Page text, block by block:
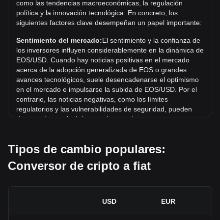
máximo histórico actual.
¿Cuál es la tendencia del precio de en USD?
En los últimos 7 días, el tipo de cambio de EOS (EOS)
aumentó un 3.41%. Durante el último mes, el tipo de
cambio de EOS (EOS) bajó un 16.18% frente a Dólar
estadounidense (USD).
como las tendencias macroeconómicas, la regulación
política y la innovación tecnológica. En concreto, los
siguientes factores clave desempeñan un papel importante:
Sentimiento del mercado:El sentimiento y la confianza de
los inversores influyen considerablemente en la dinámica de
EOS/USD. Cuando hay noticias positivas en el mercado
acerca de la adopción generalizada de EOS o grandes
avances tecnológicos, suele desencadenarse el optimismo
en el mercado e impulsarse la subida de EOS/USD. Por el
contrario, las noticias negativas, como los límites
regulatorios y las vulnerabilidades de seguridad, pueden
desencadenar el pánico en el mercado y provocar un
Entorno regulatorio:Las políticas y regulaciones
gubernamentales en torno a las criptomonedas repercuten
directamente en su aceptación, lo que a su vez determina
criptomonedas e impulsar su valor. Por el contrario, las
Tipos de cambio populares:
Conversor de cripto a fiat
USD EUR